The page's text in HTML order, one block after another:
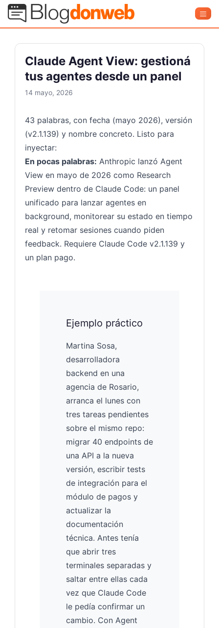
Saltar
contenido
Blog Donweb
Claude Agent View: gestioná
tus agentes desde un panel
14 mayo, 2026
43 palabras, con fecha (mayo 2026), versión
(v2.1.139) y nombre concreto. Listo para
inyectar:
En pocas palabras: Anthropic lanzó Agent
View en mayo de 2026 como Research
Preview dentro de Claude Code: un panel
unificado para lanzar agentes en
background, monitorear su estado en tiempo
real y retomar sesiones cuando piden
feedback. Requiere Claude Code v2.1.139 y
un plan pago.
Ejemplo práctico
Martina Sosa,
desarrolladora
backend en una
agencia de Rosario,
arranca el lunes con
tres tareas pendientes
sobre el mismo repo:
migrar 40 endpoints de
una API a la nueva
versión, escribir tests
de integración para el
módulo de pagos y
actualizar la
documentación
técnica. Antes tenía
que abrir tres
terminales separadas y
saltar entre ellas cada
vez que Claude Code
le pedía confirmar un
cambio. Con Agent